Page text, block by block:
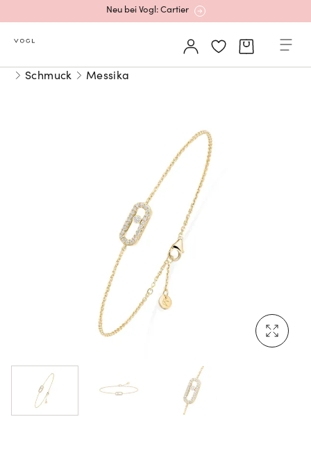
Neu bei Vogl: Cartier
Mehr erfahren: Ikonische Uhren von Cartier
Rolex Certified Pre-Owned entdecken
Neu bei Vogl: Uhren von Grand Seiko
Neu bei Vogl: Cartier
Mehr erfahren: Ikonische Uhren von Cartier
Rolex Certified Pre-Owned entdecken
Schmuck Messika